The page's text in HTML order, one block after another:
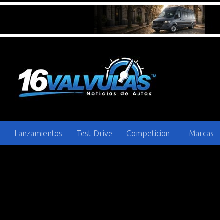
Lanzamientos Test Drive Competicion Marcas